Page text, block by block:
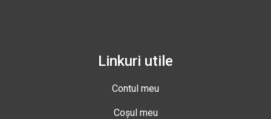
Linkuri utile
Contul meu
Coșul meu